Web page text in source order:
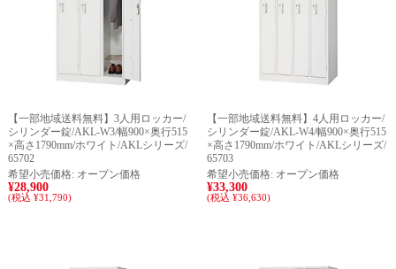
【一部地域送料無料】3人用ロッカー/
シリンダー錠/AKL-W3/幅900×奥行515
×高さ1790mm/ホワイト/AKLシリーズ/
65702
希望小売価格: オープン価格
¥28,900
(税込 ¥31,790)
【一部地域送料無料】4人用ロッカー/
シリンダー錠/AKL-W4/幅900×奥行515
×高さ1790mm/ホワイト/AKLシリーズ/
65703
希望小売価格: オープン価格
¥33,300
(税込 ¥36,630)